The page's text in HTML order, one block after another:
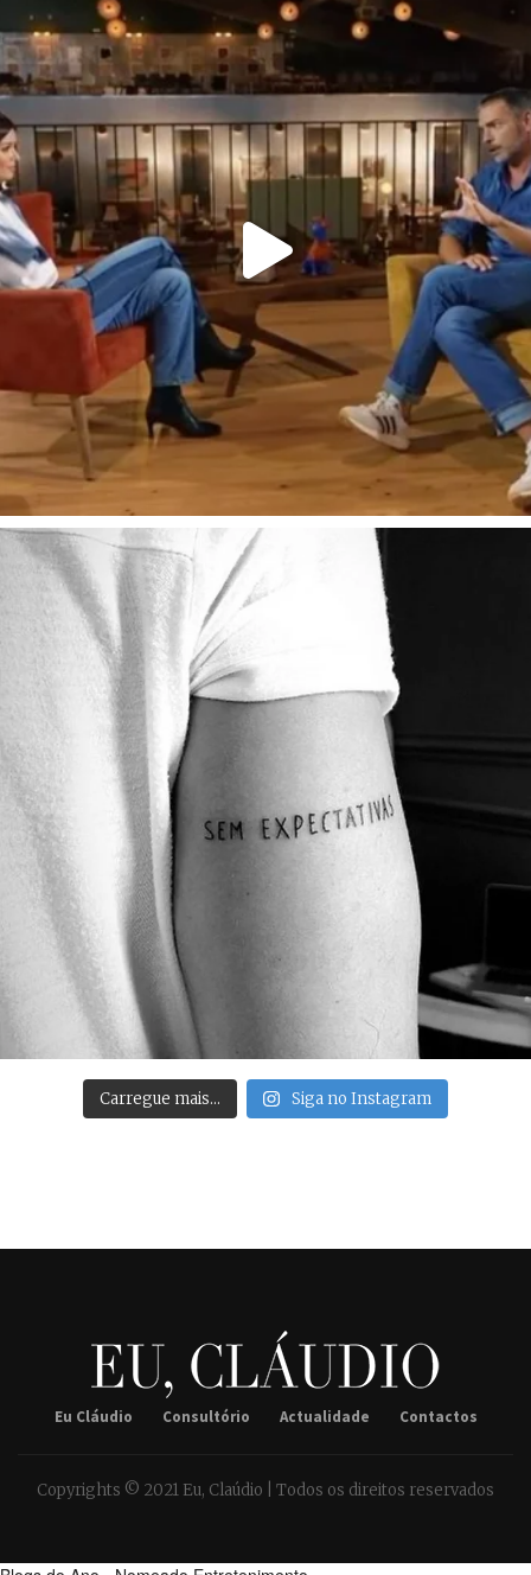
Carregue mais… Siga no Instagram
Eu Cláudio Consultório Actualidade Contactos
Copyrights © 2021 Eu, Claúdio | Todos os direitos reservados